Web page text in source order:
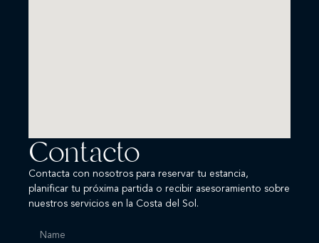
Contacto
Contacta con nosotros para reservar tu estancia,
planificar tu próxima partida o recibir asesoramiento sobre
nuestros servicios en la Costa del Sol.